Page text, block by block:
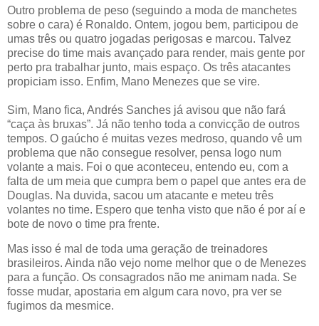
Outro problema de peso (seguindo a moda de manchetes
sobre o cara) é Ronaldo. Ontem, jogou bem, participou de
umas três ou quatro jogadas perigosas e marcou. Talvez
precise do time mais avançado para render, mais gente por
perto pra trabalhar junto, mais espaço. Os três atacantes
propiciam isso. Enfim, Mano Menezes que se vire.
Sim, Mano fica, Andrés Sanches já avisou que não fará
“caça às bruxas”. Já não tenho toda a convicção de outros
tempos. O gaúcho é muitas vezes medroso, quando vê um
problema que não consegue resolver, pensa logo num
volante a mais. Foi o que aconteceu, entendo eu, com a
falta de um meia que cumpra bem o papel que antes era de
Douglas. Na duvida, sacou um atacante e meteu três
volantes no time. Espero que tenha visto que não é por aí e
bote de novo o time pra frente.
Mas isso é mal de toda uma geração de treinadores
brasileiros. Ainda não vejo nome melhor que o de Menezes
para a função. Os consagrados não me animam nada. Se
fosse mudar, apostaria em algum cara novo, pra ver se
fugimos da mesmice.